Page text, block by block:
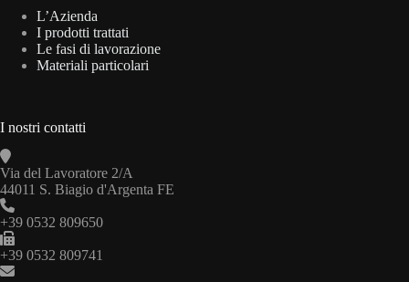
L’Azienda
I prodotti trattati
Le fasi di lavorazione
Materiali particolari
I nostri contatti
Via del Lavoratore 2/A
44011 S. Biagio d'Argenta FE
+39 0532 809650
+39 0532 809741